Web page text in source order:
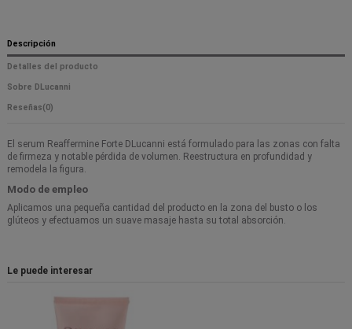
Descripción
Detalles del producto
Sobre DLucanni
Reseñas(0)
El serum Reaffermine Forte DLucanni está formulado para las zonas con falta
de firmeza y notable pérdida de volumen. Reestructura en profundidad y
remodela la figura.
Modo de empleo
Aplicamos una pequeña cantidad del producto en la zona del busto o los
glúteos y efectuamos un suave masaje hasta su total absorción.
Le puede interesar